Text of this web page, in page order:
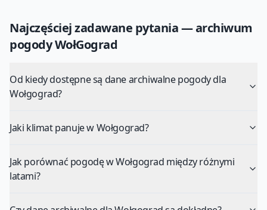
Najczęściej zadawane pytania — archiwum
pogodyWołGograd
Od kiedy dostępne są dane archiwalne pogody dla
Wołgograd?
Jaki klimat panuje w Wołgograd?
Jak porównać pogodę w Wołgograd między różnymi
latami?